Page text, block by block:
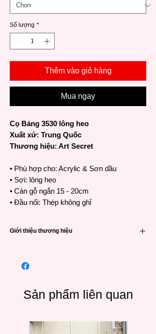
Số lượng *
Thêm vào giỏ hàng
Mua ngay
Cọ Bảng 3530 lông heo
Xuất xứ: Trung Quốc
Thương hiệu: Art Secret
• Phù hợp cho: Acrylic & Sơn dầu
• Sợi: lông heo
• Cán gỗ ngắn 15 - 20cm
• Đầu nối: Thép không ghỉ
Giới thiệu thương hiệu
ưa chuộng và tin dùng bởi các họa sĩ khắp
Châu Âu và các quốc gia Đông Nam Á
•Cọ Art Secret được gia công tại Trung quốc
thành lập tại Hàn Quốc vào năm 1976 và
dời qua Shenzen, Trung Quốc vào năm
Sản phẩm liên quan